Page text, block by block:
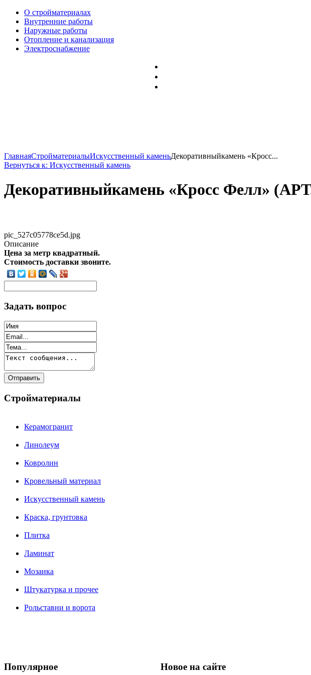
О стройматериалах
Внутренние работы
Наружные работы
Отопление и канализация
Электроснабжение
ГлавнаяСтройматериалыИскусственный каменьДекоративныйкамень «Кросс...
Вернуться к: Искусственный камень
Декоративныйкамень «Кросс Фелл»
pic_527c05778ce5d.jpg
Описание
Цена за метр квадратный.
Стоимость доставки звоните.
Задать вопрос
Стройматериалы
Керамогранит
Линолеум
Ковролин
Кровельный материал
Искусственный камень
Краска, грунтовка
Плитка
Ламинат
Мозаика
Штукатурка и прочее
Рольставни и ворота
Популярное Новое на сайте